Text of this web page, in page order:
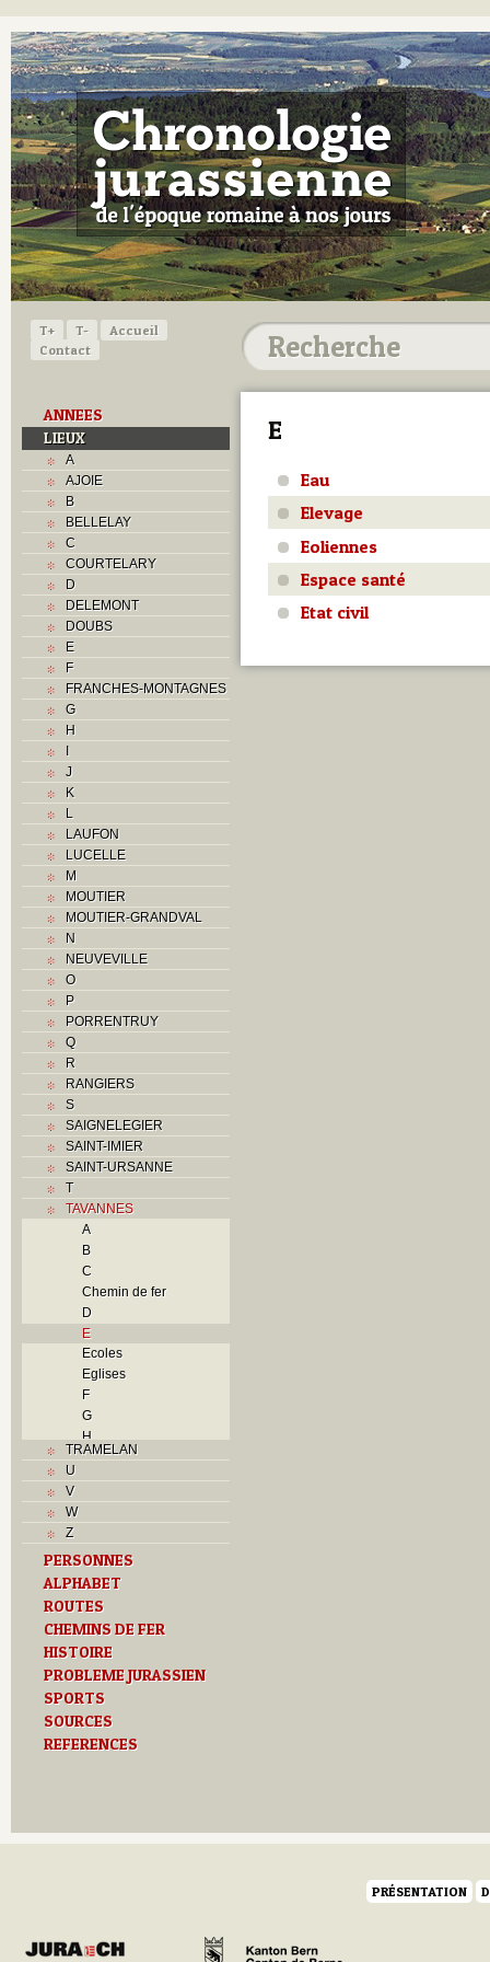
T+ T-
Accueil
Contact
ANNEES
LIEUX
A
AJOIE
B
BELLELAY
C
COURTELARY
D
DELEMONT
DOUBS
E
F
FRANCHES-MONTAGNES
G
H
I
J
K
L
LAUFON
LUCELLE
M
MOUTIER
MOUTIER-GRANDVAL
N
NEUVEVILLE
O
P
PORRENTRUY
Q
R
RANGIERS
S
SAIGNELEGIER
SAINT-IMIER
SAINT-URSANNE
T
TAVANNES
A
B
C
Chemin de fer
D
E
Ecoles
Eglises
F
G
H
I
P
Problème jurassien
R
Routes
S
Textes
Z
TRAMELAN
U
V
W
Z
PERSONNES
ALPHABET
ROUTES
CHEMINS DE FER
HISTOIRE
PROBLEME JURASSIEN
SPORTS
SOURCES
REFERENCES
E
Eau
Elevage
Eoliennes
Espace santé
Etat civil
PRÉSENTATION